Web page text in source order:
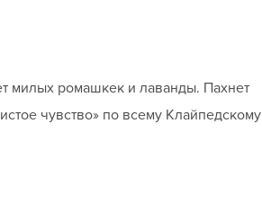
милых ромашкек и лаванды. Пахнет
чувство» по всему Клайпедскому